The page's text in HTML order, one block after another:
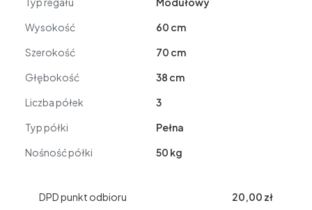
Wysokość
60 cm
Szerokość
70 cm
Głębokość
38 cm
Liczba półek
3
Typ półki
Pełna
Nośność półki
50 kg
DPD punkt odbioru 20,00 zł